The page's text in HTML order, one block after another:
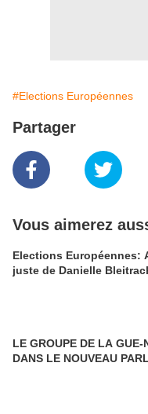
#Elections Européennes
Partager
Vous aimerez
Elections Européennes:
juste de Danielle
LE GROUPE DE LA GUE-
DANS LE NOUVEAU